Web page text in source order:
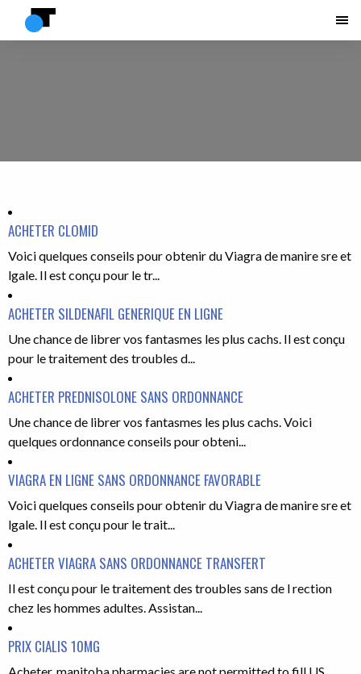
ACHETER CLOMID
Voici quelques conseils pour obtenir du Viagra de manire sre et
lgale. Il est conçu pour le tr...
ACHETER SILDENAFIL GENERIQUE EN LIGNE
Une chance de librer vos fantasmes les plus cachs. Il est conçu
pour le traitement des troubles d...
ACHETER PREDNISOLONE SANS ORDONNANCE
Une chance de librer vos fantasmes les plus cachs. Voici
quelques ordonnance conseils pour obteni...
VIAGRA EN LIGNE SANS ORDONNANCE FAVORABLE
Voici quelques conseils pour obtenir du Viagra de manire sre et
lgale. Il est conçu pour le trait...
ACHETER VIAGRA SANS ORDONNANCE TRANSFERT
Il est conçu pour le traitement des troubles sans de l rection
chez les hommes adultes. Assistan...
PRIX CIALIS 10MG